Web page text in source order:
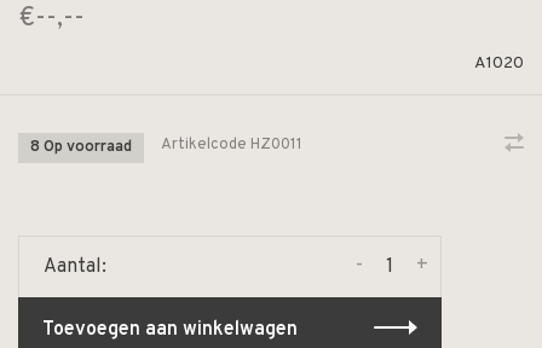
€--,--
A1020
8 Op voorraad Artikelcode HZ0011
Aantal: +
-
Toevoegen aan winkelwagen